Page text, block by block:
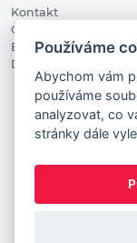
Kontakt
Členské organizace
Blog
Digitalizace ve
This project
Commission
Commission and
Používáme
Abychom vám
používáme
analyzovat, co
stránky dále